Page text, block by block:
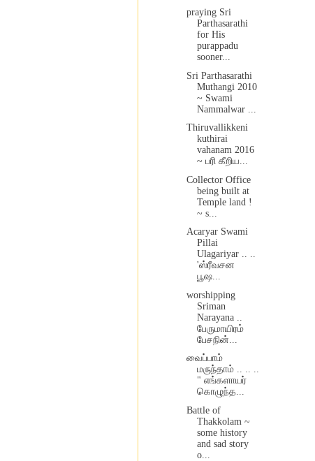
praying Sri
Parthasarathi
for His
purappadu
sooner...
Sri Parthasarathi
Muthangi 2010
~ Swami
Nammalwar ...
Thiruvallikkeni
kuthirai
vahanam 2016
~ பரி கீறிய...
Collector Office
being built at
Temple land !
~ s...
Acaryar Swami
Pillai
Ulagariyar .. ..
'ஸ்ரீவசன
பூஷ...
worshipping
Sriman
Narayana ..
பேருமாயிரம்
பேசநின்...
வைப்பாம்
மருந்தாம் .. .. ..
" எங்களாயர்
கொழுந்த...
Battle of
Thakkolam ~
some history
and sad story
o...